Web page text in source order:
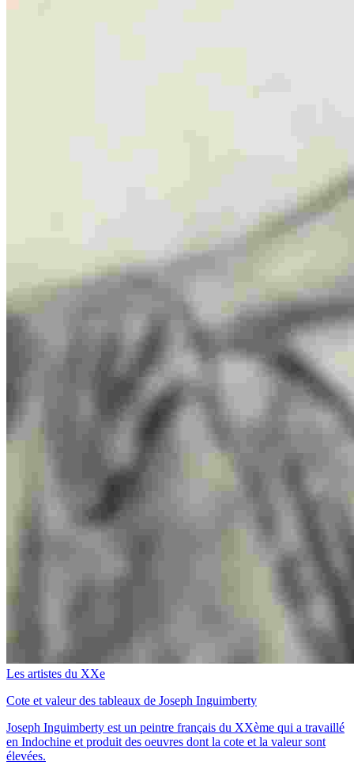
Les artistes du XXe
Cote et valeur des tableaux de Joseph Inguimberty
Joseph Inguimberty est un peintre français du XXème qui a travaillé
en Indochine et produit des oeuvres dont la cote et la valeur sont
élevées.